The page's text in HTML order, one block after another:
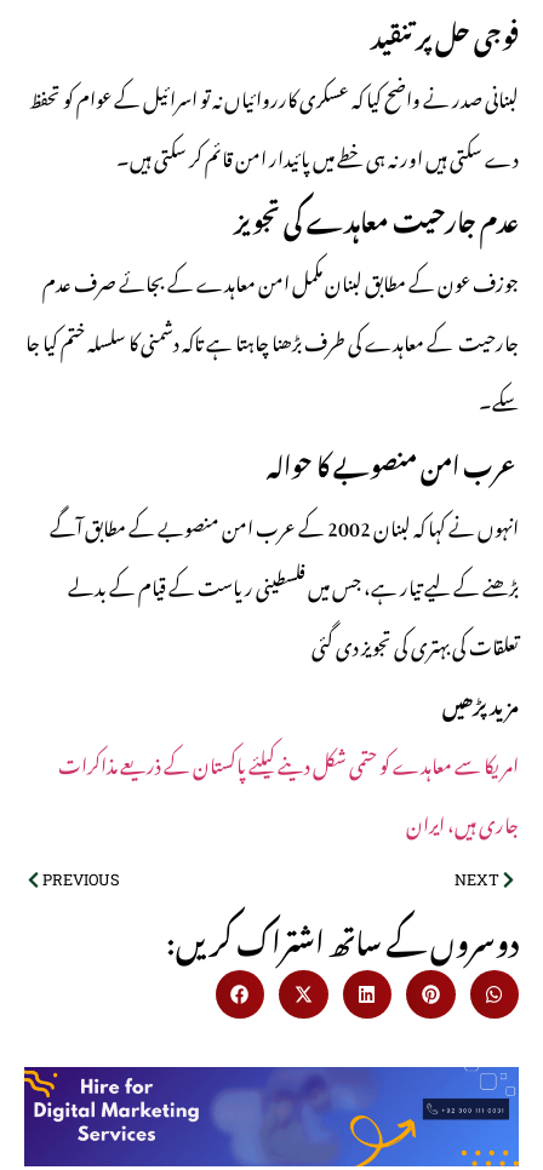
فوجی حل پر تنقید
لبنانی صدر نے واضح کیا کہ عسکری کارروائیاں نہ تو اسرائیل کے عوام کو تحفظ
دے سکتی ہیں اور نہ ہی خطے میں پائیدار امن قائم کر سکتی ہیں۔
عدم جارحیت معاہدے کی تجویز
جوزف عون کے مطابق لبنان مکمل امن معاہدے کے بجائے صرف عدم
جارحیت کے معاہدے کی طرف بڑھنا چاہتا ہے تاکہ دشمنی کا سلسلہ ختم کیا جا
سکے۔
عرب امن منصوبے کا حوالہ
انہوں نے کہا کہ لبنان 2002 کے عرب امن منصوبے کے مطابق آگے
بڑھنے کے لیے تیار ہے، جس میں فلسطینی ریاست کے قیام کے بدلے
تعلقات کی بہتری کی تجویز دی گئی
مزید پڑھیں
امریکا سے معاہدے کو حتمی شکل دینے کیلئے پاکستان کے ذریعے مذاکرات
جاری ہیں، ایران
PREVIOUS NEXT
:دوسروں کے ساتھ اشتراک کریں